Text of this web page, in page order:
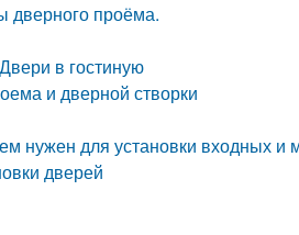
дверного проёма.
в гостиную
и дверной створки
нужен для установки входных и
дверей